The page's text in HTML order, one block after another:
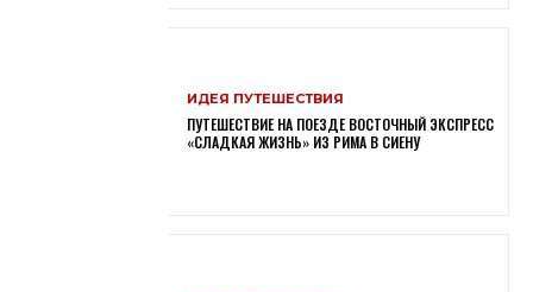
ИДЕЯ ПУТЕШЕСТВИЯ
ПУТЕШЕСТВИЕ НА ПОЕЗДЕ ВОСТОЧНЫЙ ЭКСПРЕСС
«СЛАДКАЯ ЖИЗНЬ» ИЗ РИМА В СИЕНУ